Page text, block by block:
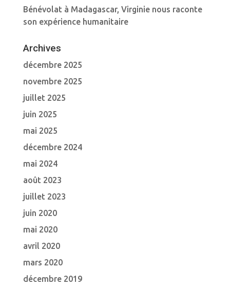
Bénévolat à Madagascar, Virginie nous raconte
son expérience humanitaire
Archives
décembre 2025
novembre 2025
juillet 2025
juin 2025
mai 2025
décembre 2024
mai 2024
août 2023
juillet 2023
juin 2020
mai 2020
avril 2020
mars 2020
décembre 2019